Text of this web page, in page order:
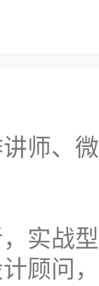
讲师、
实战
顾问